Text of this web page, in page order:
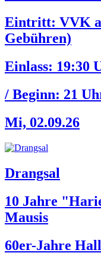
Eintritt: VVK
Gebühren)
Einlass: 19:30
/ Beginn: 21
Mi, 02.09.26
Drangsal
10 Jahre
Mausis
60er-Jahre